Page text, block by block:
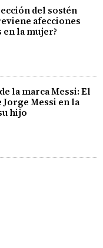
del sostén
afecciones
la mujer?
la marca Messi: El
Messi en la
hijo